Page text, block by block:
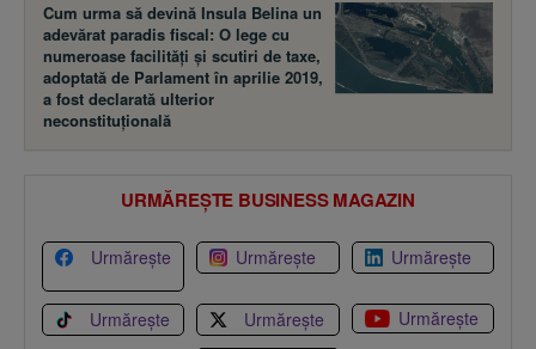
Cum urma să devină Insula Belina un
adevărat paradis fiscal: O lege cu
numeroase facilităţi şi scutiri de taxe,
adoptată de Parlament în aprilie 2019,
a fost declarată ulterior
neconstituţională
URMĂREȘTE BUSINESS MAGAZIN
Urmărește Urmărește Urmărește
Urmărește Urmărește
Urmărește